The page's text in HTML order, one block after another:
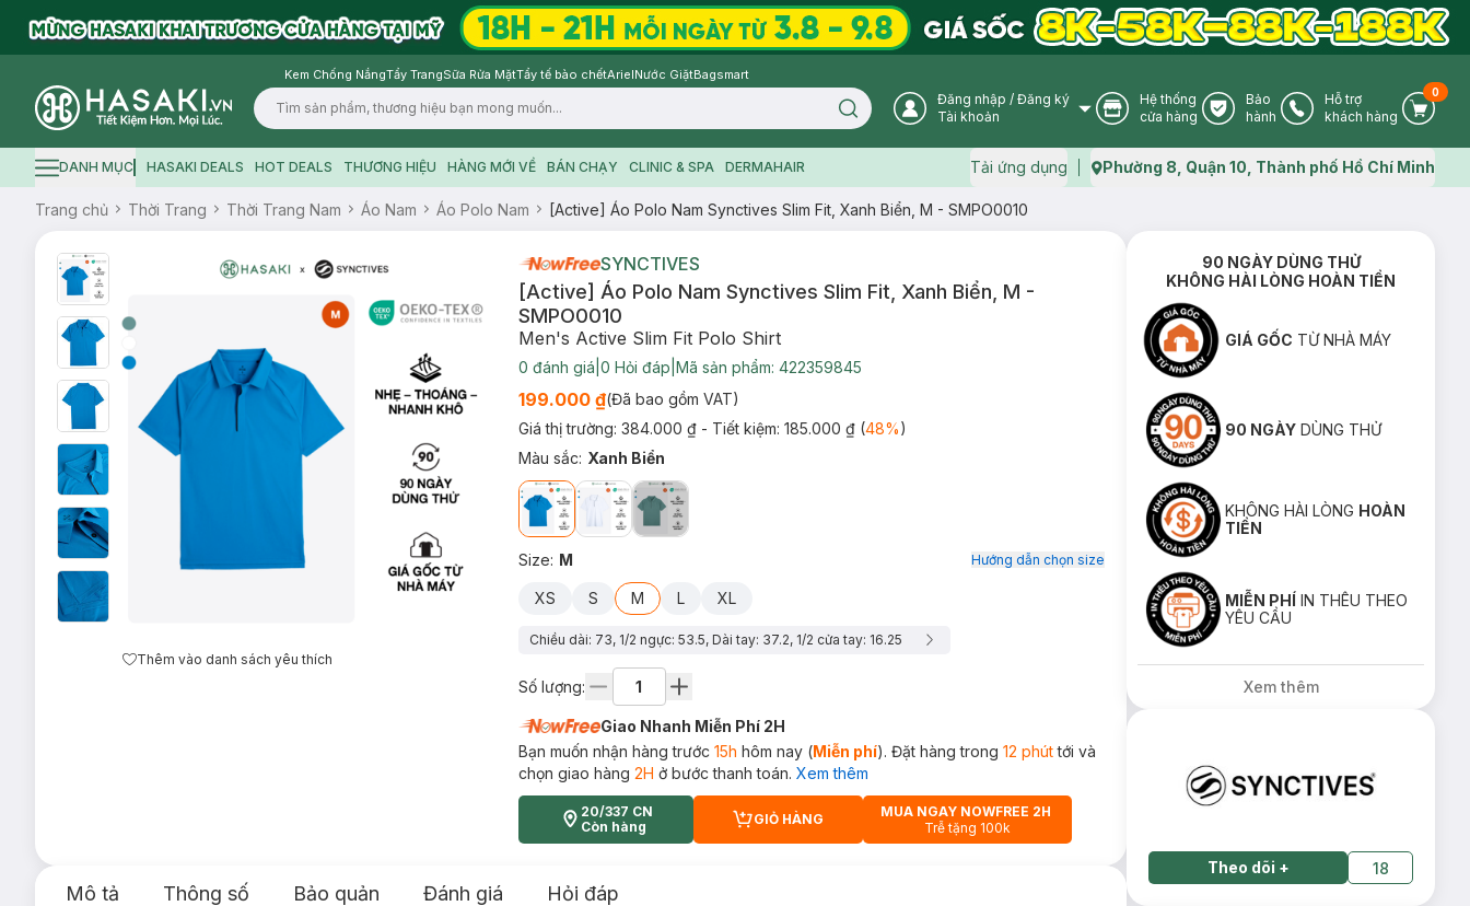
Kem Chống NắngTẩy TrangSữa Rửa MặtTẩy tế bào chếtArielNước GiặtBagsmart
Logo
Search icon User Icon
Đăng nhập / Đăng ký
Tài khoản
Store Icon
Hệ thống
cửa hàng
Warranty Icon
Bảo
hành
Phone Icon
Hỗ trợ
khách hàng
Cart
0
Hamburger icon
DANH MỤC HASAKI DEALS HOT DEALS THƯƠNG HIỆU HÀNG MỚI VỀ BÁN CHẠY CLINIC & SPA DERMAHAIR Tải ứng dụng Map icon
Phường 8, Quận 10, Thành phố Hồ Chí Minh
Trang chủ Thời Trang Thời Trang Nam Áo Nam Áo Polo Nam [Active] Áo Polo Nam Synctives Slim Fit, Xanh Biển, M - SMPO0010
Thêm vào danh sách yêu thích
SYNCTIVES
[Active] Áo Polo Nam Synctives Slim Fit, Xanh Biển, M -
SMPO0010
Men's Active Slim Fit Polo Shirt
0 đánh giá 0 Hỏi đáp Mã sản phẩm: 422359845
199.000 ₫(Đã bao gồm VAT)
Giá thị trường: 384.000 ₫ - Tiết kiệm: 185.000 ₫(48%)
Màu sắc: Xanh Biển
Size: M Hướng dẫn chọn size
XS S M L XL
Chiều dài: 73, 1/2 ngực: 53.5, Dài tay: 37.2, 1/2 cửa tay: 16.25
Số lượng:
Giao Nhanh Miễn Phí 2H
Bạn muốn nhận hàng trước 15h hôm nay (Miễn phí). Đặt hàng trong 12 phúttới và
chọn giao hàng 2H ở bước thanh toán. Xem thêm
20/337 CN
Còn hàng
CART PLUS ICON
GIỎ HÀNG
MUA NGAY NOWFREE 2H
Trễ tặng 100k
Mô tả Thông số Bảo quản Đánh giá Hỏi đáp
90 NGÀY DÙNG THỬ
KHÔNG HÀI LÒNG HOÀN TIỀN
GIÁ GỐC TỪ NHÀ MÁY
90 NGÀY DÙNG THỬ
KHÔNG HÀI LÒNG HOÀN
TIỀN
MIỄN PHÍ IN THÊU THEO
YÊU CẦU
Xem thêm
Theo dõi + 18